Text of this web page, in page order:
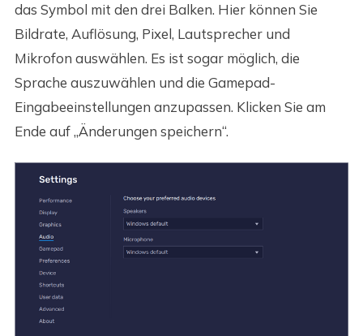
das Symbol mit den drei Balken. Hier können Sie
Bildrate, Auflösung, Pixel, Lautsprecher und
Mikrofon auswählen. Es ist sogar möglich, die
Sprache auszuwählen und die Gamepad-
Eingabeeinstellungen anzupassen. Klicken Sie am
Ende auf „Änderungen speichern“.